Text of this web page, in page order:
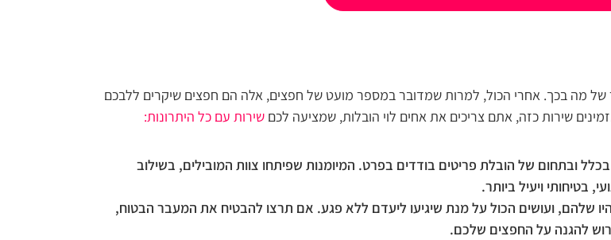
של מה בכך. אחרי הכול, למרות שמדובר במספר מועט של חפצים, אלה הם חפצים שיקרים ללבכם
שירות כזה, אתם צריכים את אחים לוי הובלות, שמציעה לכם שירות עם כל היתרונות:
ובתחום של הובלת פריטים בודדים בפרט. המיומנות שפיתחו צוות המובילים, בשילוב
בטיחותי ויעיל ביותר.
שלהם, ועושים הכול על מנת שיגיעו ליעדם ללא פגע. אם תרצו להבטיח את המעבר הבטוח,
להגנה על החפצים שלכם.